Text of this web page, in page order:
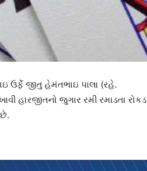
ઉર્ફે જીતુ હેમંતભાઇ પાલા (રહે.
હારજીતનો જુગાર રમી રમાડતા રોકડ